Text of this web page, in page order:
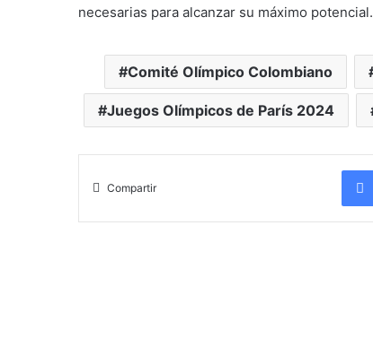
necesarias para alcanzar su máximo potencial.
Comité Olímpico Colombiano
Juegos Olímpicos de París 2024
Compartir